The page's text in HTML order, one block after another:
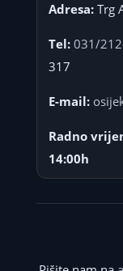
Adresa:Trg
Tel: 031/
317
E-mail:
Radno
14:00h